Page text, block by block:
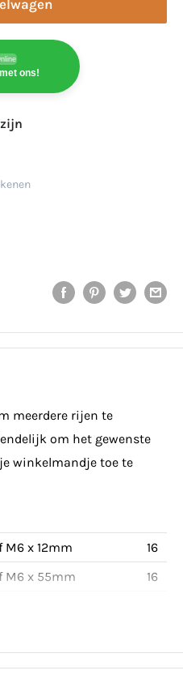
ons!
meerdere rijen te
om het gewenste
winkelmandje toe te
M6 x 12mm
16
M6 x 55mm 16